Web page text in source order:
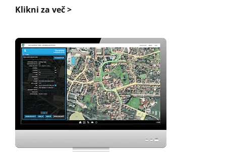
Klikni za več >